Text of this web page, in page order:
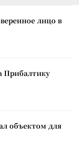
лицо в
Прибалтику
объектом для